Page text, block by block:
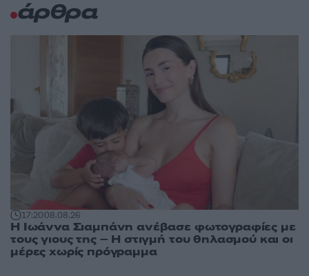
άρθρα
17:2008.08.26
H Ιωάννα Σιαμπάνη ανέβασε φωτογραφίες με
τους γιους της – Η στιγμή του θηλασμού και οι
μέρες χωρίς πρόγραμμα